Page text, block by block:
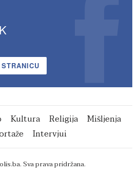
Kultura Religija
Mišljenja
Intervjui
Sva prava pridržana.